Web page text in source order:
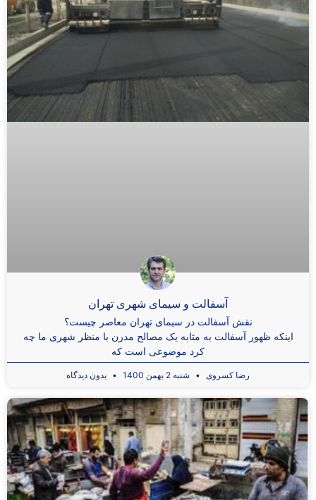
آسفالت و سیمای شهری تهران
نقش آسفالت در سیمای تهران معاصر چیست؟
اینکه ظهور آسفالت به مثابه یک مصالح مدرن با منظر شهری ما چه
کرد موضوعی است که
رضا کسروی شنبه 2 بهمن 1400 بدون دیدگاه